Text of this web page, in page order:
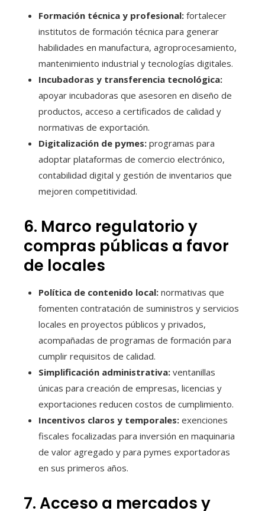
Formación técnica y profesional: fortalecer
institutos de formación técnica para generar
habilidades en manufactura, agroprocesamiento,
mantenimiento industrial y tecnologías digitales.
Incubadoras y transferencia tecnológica:
apoyar incubadoras que asesoren en diseño de
productos, acceso a certificados de calidad y
normativas de exportación.
Digitalización de pymes: programas para
adoptar plataformas de comercio electrónico,
contabilidad digital y gestión de inventarios que
mejoren competitividad.
6. Marco regulatorio y
compras públicas a favor
de locales
Política de contenido local: normativas que
fomenten contratación de suministros y servicios
locales en proyectos públicos y privados,
acompañadas de programas de formación para
cumplir requisitos de calidad.
Simplificación administrativa: ventanillas
únicas para creación de empresas, licencias y
exportaciones reducen costos de cumplimiento.
Incentivos claros y temporales: exenciones
fiscales focalizadas para inversión en maquinaria
de valor agregado y para pymes exportadoras
en sus primeros años.
7. Acceso a mercados y